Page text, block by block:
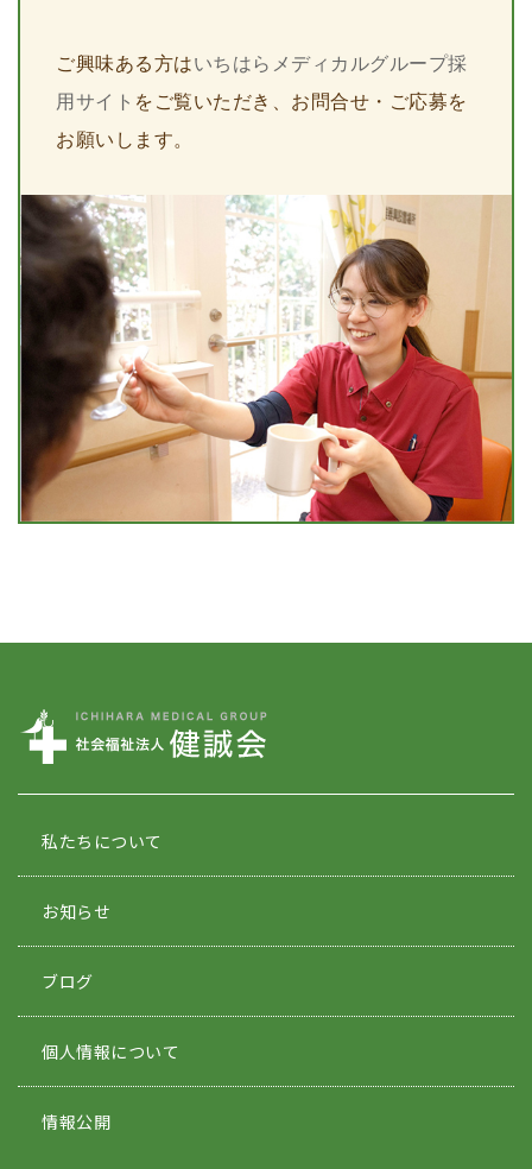
ご興味ある方はいちはらメディカルグループ採
用サイト をご覧いただき、お問合せ・ご応募を
お願いします。
私たちについて
お知らせ
ブログ
個人情報について
情報公開